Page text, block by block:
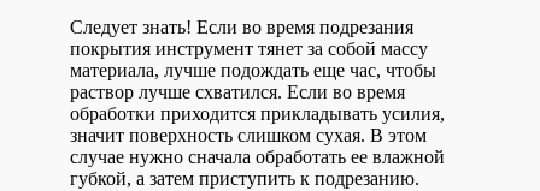
Следует знать! Если во время подрезания
покрытия инструмент тянет за собой массу
материала, лучше подождать еще час, чтобы
раствор лучше схватился. Если во время
обработки приходится прикладывать усилия,
значит поверхность слишком сухая. В этом
случае нужно сначала обработать ее влажной
губкой, а затем приступить к подрезанию.